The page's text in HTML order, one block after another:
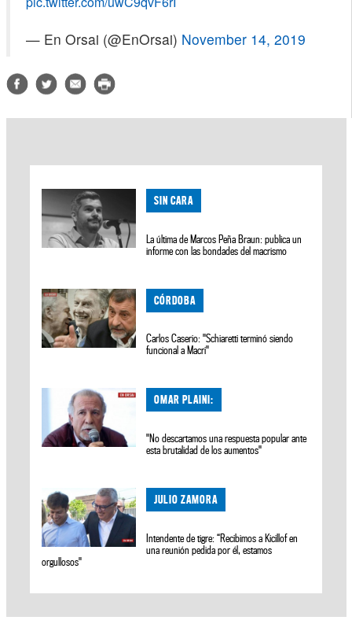
— En Orsai (@EnOrsai) November 14, 2019
SIN CARA
La última de Marcos Peña Braun: publica un
informe con las bondades del macrismo
CÓRDOBA
Carlos Caserio: "Schiaretti terminó siendo
funcional a Macri"
OMAR PLAINI:
"No descartamos una respuesta popular ante
esta brutalidad de los aumentos"
JULIO ZAMORA
Intendente de tigre: “Recibimos a Kicillof en
una reunión pedida por él, estamos
orgullosos"